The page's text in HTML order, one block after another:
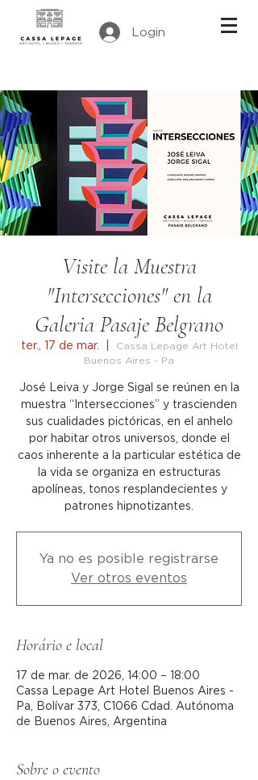
Login
Visite la Muestra
"Intersecciones" en la
Galeria Pasaje Belgrano
ter., 17 de mar.
Cassa Lepage Art Hotel
Buenos Aires - Pa
José Leiva y Jorge Sigal se reúnen en la
muestra “Intersecciones” y trascienden
sus cualidades pictóricas, en el anhelo
por habitar otros universos, donde el
caos inherente a la particular estética de
la vida se organiza en estructuras
apolíneas, tonos resplandecientes y
patrones hipnotizantes.
Ya no es posible registrarse
Ver otros eventos
Horário e local
17 de mar. de 2026, 14:00 – 18:00
Cassa Lepage Art Hotel Buenos Aires -
Pa, Bolívar 373, C1066 Cdad. Autónoma
de Buenos Aires, Argentina
Sobre o evento